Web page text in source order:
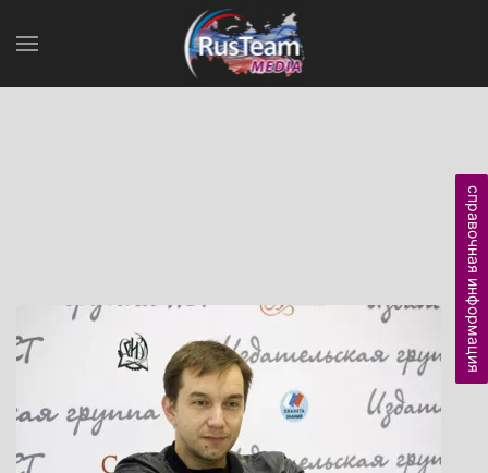
справочная информация